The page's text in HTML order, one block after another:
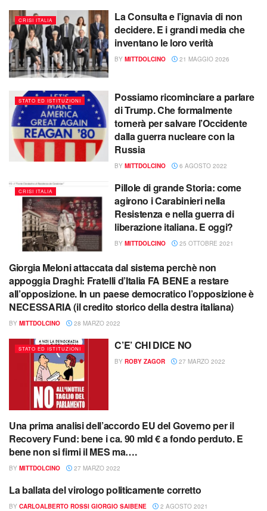
CRISI ITALIA
La Consulta e l’ignavia di non
decidere. E i grandi media che
inventano le loro verità
BY MITTDOLCINO 21 MAGGIO 2026
STATO ED ISTITUZIONI
Possiamo ricominciare a parlare
di Trump. Che formalmente
tornerà per salvare l’Occidente
dalla guerra nucleare con la
Russia
BY MITTDOLCINO 6 AGOSTO 2022
CRISI ITALIA
Pillole di grande Storia: come
agirono i Carabinieri nella
Resistenza e nella guerra di
liberazione italiana. E oggi?
BY MITTDOLCINO 25 OTTOBRE 2021
ATTACCO ALL'ITALIA?
Giorgia Meloni attaccata dal sistema perchè non
appoggia Draghi: Fratelli d’Italia FA BENE a restare
all’opposizione. In un paese democratico l’opposizione è
NECESSARIA (il credito storico della destra italiana)
BY MITTDOLCINO 28 MARZO 2022
STATO ED ISTITUZIONI C’E’ CHI DICE NO
BY ROBY ZAGOR 27 MARZO 2022
CRISI ITALIA
Una prima analisi dell’accordo EU del Governo per il
Recovery Fund: bene i ca. 90 mld € a fondo perduto. E
bene non si firmi il MES ma….
BY MITTDOLCINO 27 MARZO 2022
ATTACCO ALL'ITALIA?
La ballata del virologo politicamente corretto
BY CARLOALBERTO ROSSI GIORGIO SAIBENE 2 AGOSTO 2021